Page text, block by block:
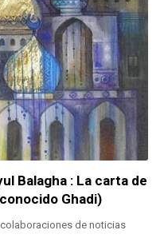
Balagha : La carta de
Ghadi)
de noticias